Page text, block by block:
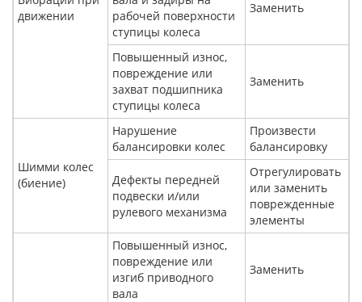
движении
рабочей поверхности
ступицы колеса
Заменить
Повышенный износ,
повреждение или
захват подшипника
ступицы колеса
Заменить
Шимми колес
(биение)
Нарушение
балансировки колес
Произвести
балансировку
Дефекты передней
подвески и/или
рулевого механизма
Отрегулировать
или заменить
поврежденные
элементы
Повышенный износ,
повреждение или
изгиб приводного
вала
Заменить